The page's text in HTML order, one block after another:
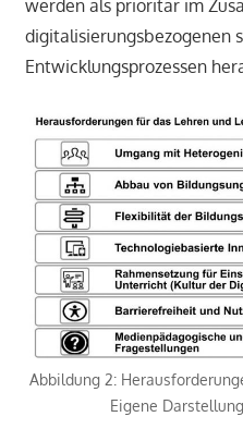
werden als prioritär im
digitalisierungsbezogenen
Entwicklungsprozessen
Abbildung 2:
Eigene